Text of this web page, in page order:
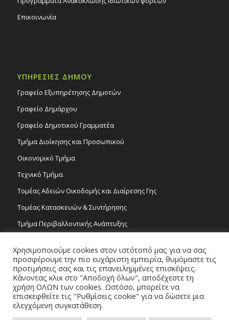
Επικοινωνία
ΥΠΗΡΕΣΙΕΣ ΔΗΜΟΥ
Γραφείο Εξυπηρέτησης Δημοτών
Γραφείο Δημάρχου
Γραφείο Δημοτικού Γραμματέα
Τμήμα Διοίκησης και Προσωπικού
Οικονομικό Τμήμα
Τεχνικό Τμήμα
Τομέας Αδειών Οικοδομής και Διαίρεσης Γης
Τομέας Κατασκευών & Συντήρησης
Τμήμα Περιβαλλοντικής Ανάπτυξης
Τομέας Γραμμάτων και Τεχνών
Τροχονομία
Χρησιμοποιούμε cookies στον ιστότοπό μας για να σας
προσφέρουμε την πιο ευχάριστη εμπειρία, θυμόμαστε τις
προτιμήσεις σας και τις επανειλημμένες επισκέψεις.
Κάνοντας κλικ στο "Αποδοχή όλων", αποδέχεστε τη
χρήση ΟΛΩΝ των cookies. Ωστόσο, μπορείτε να
επισκεφθείτε τις "Ρυθμίσεις cookie" για να δώσετε μια
ελεγχόμενη συγκατάθεση.